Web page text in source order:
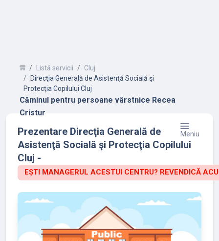
Listă servicii
Cluj
Direcţia Generală de Asistenţă Socială şi
Protecţia Copilului Cluj
Căminul pentru persoane vârstnice Recea
Cristur
Meniu
Prezentare Direcţia Generală de
Asistenţă Socială şi Protecţia Copilului
Cluj -
EȘTI MANAGERUL ACESTUI CENTRU? REVENDICĂ